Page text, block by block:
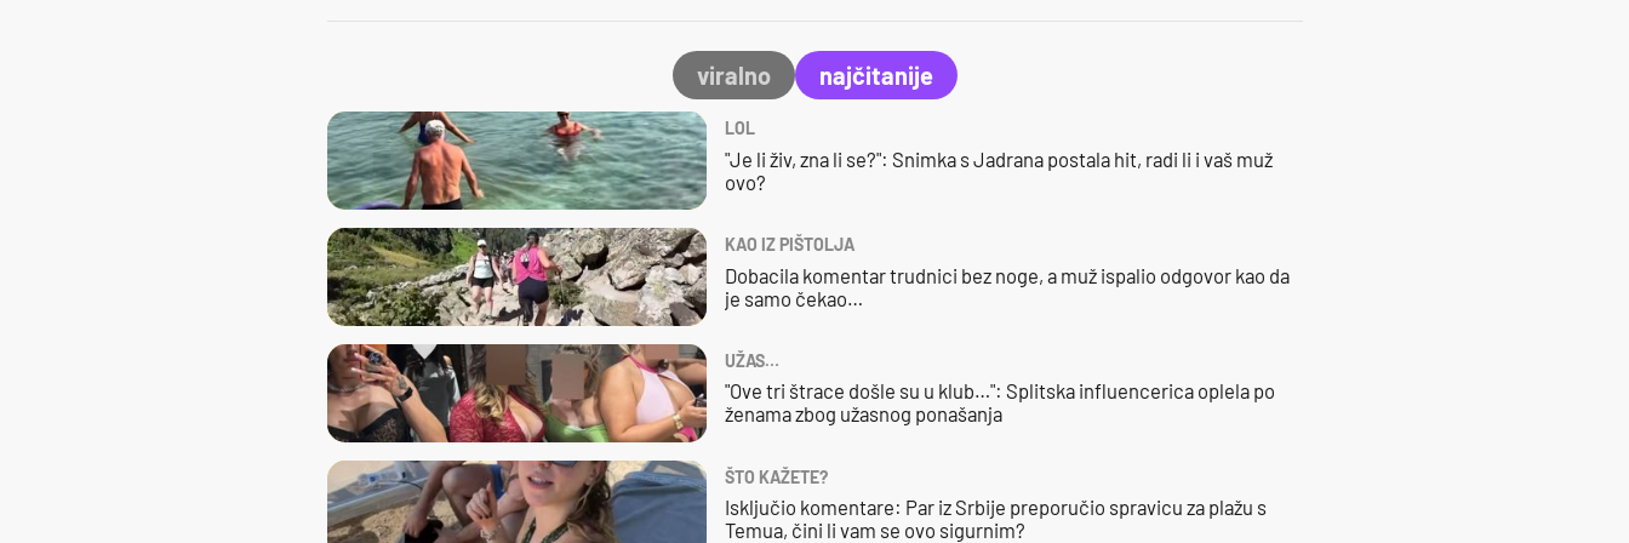
viralno najčitanije
LOL
"Je li živ, zna li se?": Snimka s Jadrana postala hit, radi li i vaš muž
ovo?
KAO IZ PIŠTOLJA
Dobacila komentar trudnici bez noge, a muž ispalio odgovor kao da
je samo čekao…
UŽAS…
"Ove tri štrace došle su u klub…": Splitska influencerica oplela po
ženama zbog užasnog ponašanja
ŠTO KAŽETE?
Isključio komentare: Par iz Srbije preporučio spravicu za plažu s
Temua, čini li vam se ovo sigurnim?